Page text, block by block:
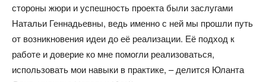
стороны жюри и успешность проекта были заслугами
Натальи Геннадьевны, ведь именно с ней мы прошли путь
от возникновения идеи до её реализации. Её подход к
работе и доверие ко мне помогли реализоваться,
использовать мои навыки в практике, – делится Юланта